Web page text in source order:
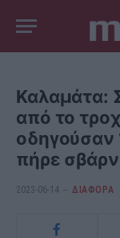
Καλαμάτα:
από το
οδηγούσαν
πήρε
2023-06-14 ΔΙΆΦΟΡΑ